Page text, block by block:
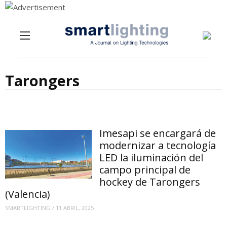
Tarongers
Imesapi se encargará de
modernizar a tecnología
LED la iluminación del
campo principal de
hockey de Tarongers
(Valencia)
SMARTLIGHTING / 11 ABRIL, 2025